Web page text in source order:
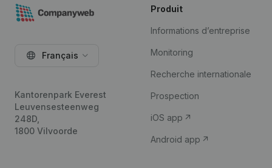
Français
Kantorenpark Everest
Leuvensesteenweg
248D,
1800 Vilvoorde
Produit
Informations d’entreprise
Monitoring
Recherche internationale
Prospection
iOS app
Android app